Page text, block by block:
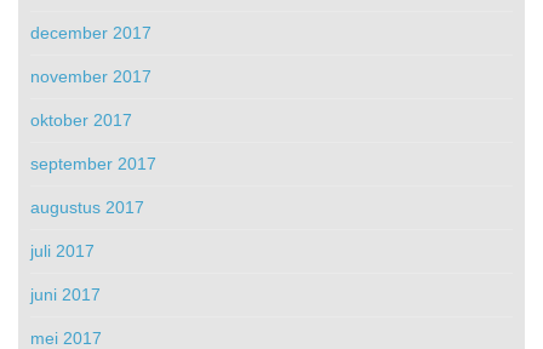
december 2017
november 2017
oktober 2017
september 2017
augustus 2017
juli 2017
juni 2017
mei 2017